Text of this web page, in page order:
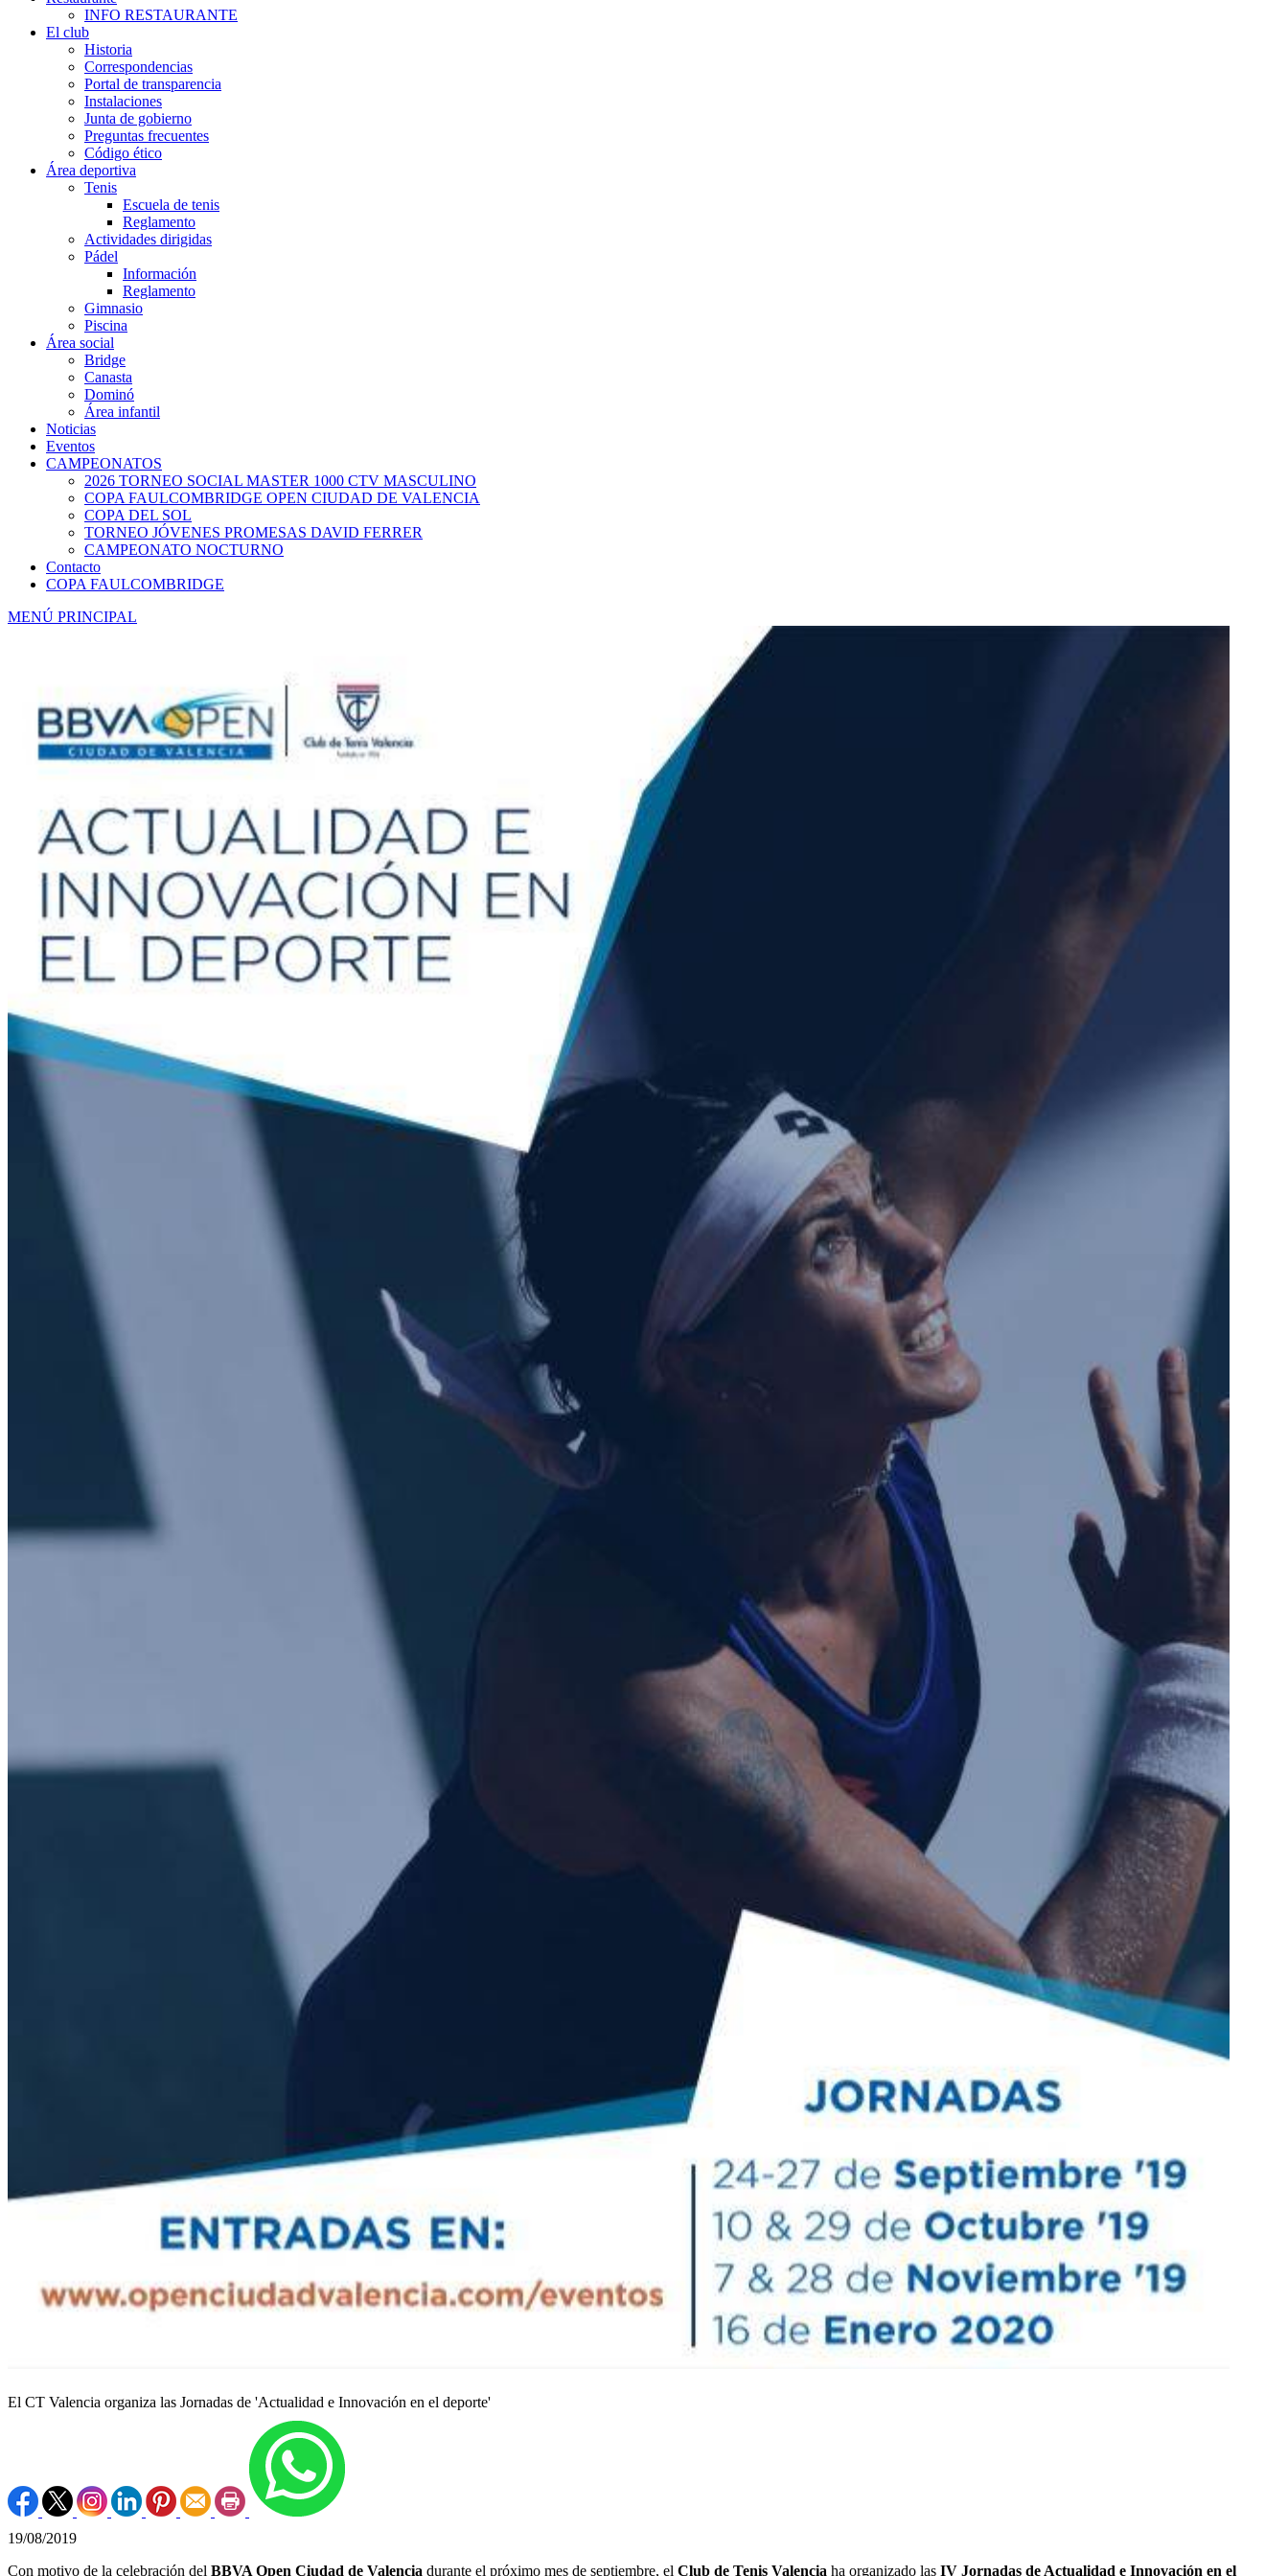
INFO RESTAURANTE
El club
Historia
Correspondencias
Portal de transparencia
Instalaciones
Junta de gobierno
Preguntas frecuentes
Código ético
Área deportiva
Tenis
Escuela de tenis
Reglamento
Actividades dirigidas
Pádel
Información
Reglamento
Gimnasio
Piscina
Área social
Bridge
Canasta
Dominó
Área infantil
Noticias
Eventos
CAMPEONATOS
2026 TORNEO SOCIAL MASTER 1000 CTV MASCULINO
COPA FAULCOMBRIDGE OPEN CIUDAD DE VALENCIA
COPA DEL SOL
TORNEO JÓVENES PROMESAS DAVID FERRER
CAMPEONATO NOCTURNO
Contacto
COPA FAULCOMBRIDGE
MENÚ PRINCIPAL
El CT Valencia organiza las Jornadas de 'Actualidad e Innovación en el deporte'
19/08/2019
Con motivo de la celebración del BBVA Open Ciudad de Valencia durante el próximo mes de septiembre, el Club de Tenis Valencia ha organizado las IV Jornadas de Actualidad e Innovación en el